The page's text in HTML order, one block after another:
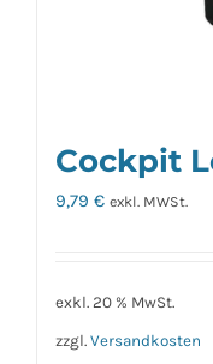
Cockpit
9,79 € exkl. MWSt.
exkl. 20 % MwSt.
zzgl. Versandkosten